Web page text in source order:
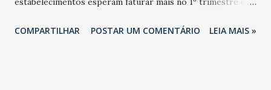
relação ao último trimestre deste ano, 56% também
COMPARTILHAR POSTAR UM COMENTÁRIO LEIA MAIS »